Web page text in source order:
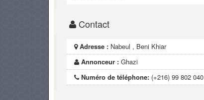
Contact
Adresse : Nabeul , Beni Khiar
Annonceur : Ghazi
Numéro de téléphone: (+216) 99 802 040